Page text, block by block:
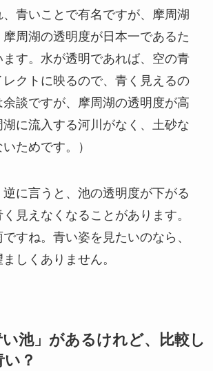
青いことで有名ですが、摩周湖
周湖の透明度が日本一であるた
す。水が透明であれば、空の青
レクトに映るので、青く見えるの
談ですが、摩周湖の透明度が高
に流入する河川がなく、土砂な
ためです。）
逆に言うと、池の透明度が下がる
見えなくなることがあります。
すね。青い姿を見たいのなら、
しくありません。
池」があるけれど、比較し
？